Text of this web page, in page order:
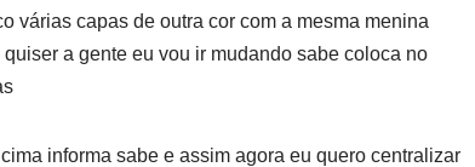
várias capas de outra cor com a mesma menina
a gente eu vou ir mudando sabe coloca no
informa sabe e assim agora eu quero centralizar